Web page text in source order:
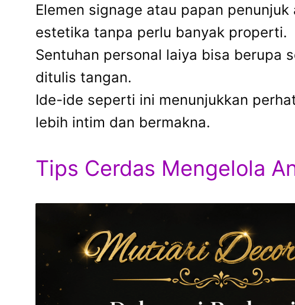
Elemen signage atau papan
estetika tanpa perlu banyak properti.
Sentuhan personal laiya bisa berupa
ditulis tangan.
Ide-ide seperti ini menunjukkan
lebih intim dan bermakna.
Tips Cerdas Mengelola